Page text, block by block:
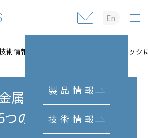
製品情報
技術情報
En
術情報 金属代替｜金属をプラスチッ
属をプラスチックに
つの理由